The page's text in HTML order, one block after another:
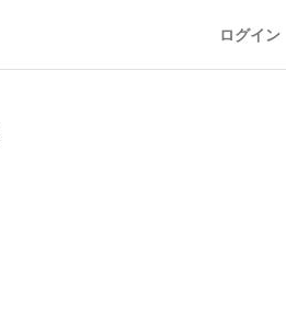
ログイン